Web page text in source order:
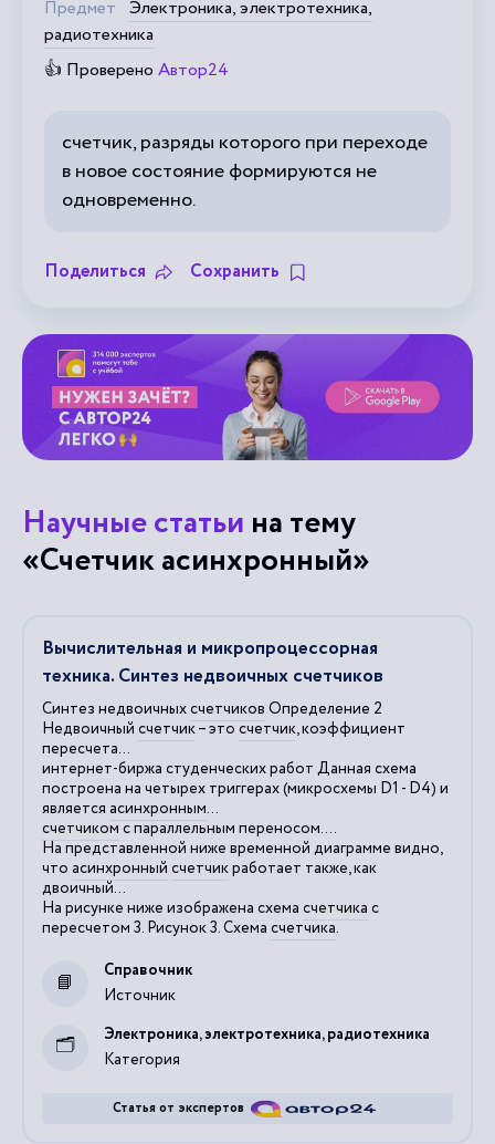
Предмет Электроника, электротехника,
радиотехника
👍 Проверено Автор24
счетчик, разряды которого при переходе
в новое состояние формируются не
одновременно.
Поделиться Сохранить
Научные статьи на тему
«Счетчик асинхронный»
Вычислительная и микропроцессорная
техника. Синтез недвоичных счетчиков
Синтез недвоичныхсчетчиков Определение 2
Недвоичный счетчик– этосчетчик, коэффициент
пересчета...
интернет-биржа студенческих работ Данная схема
построена на четырех триггерах (микросхемы D1 - D4) и
является асинхронным...
счетчикомс параллельным переносом....
На представленной ниже временной диаграмме видно,
что асинхронный счетчикработает также, как
двоичный...
На рисунке ниже изображена схема счетчика с
пересчетом 3. Рисунок 3. Схема счетчика.
Источник
Справочник
Категория
Электроника, электротехника, радиотехника
Статья от экспертов